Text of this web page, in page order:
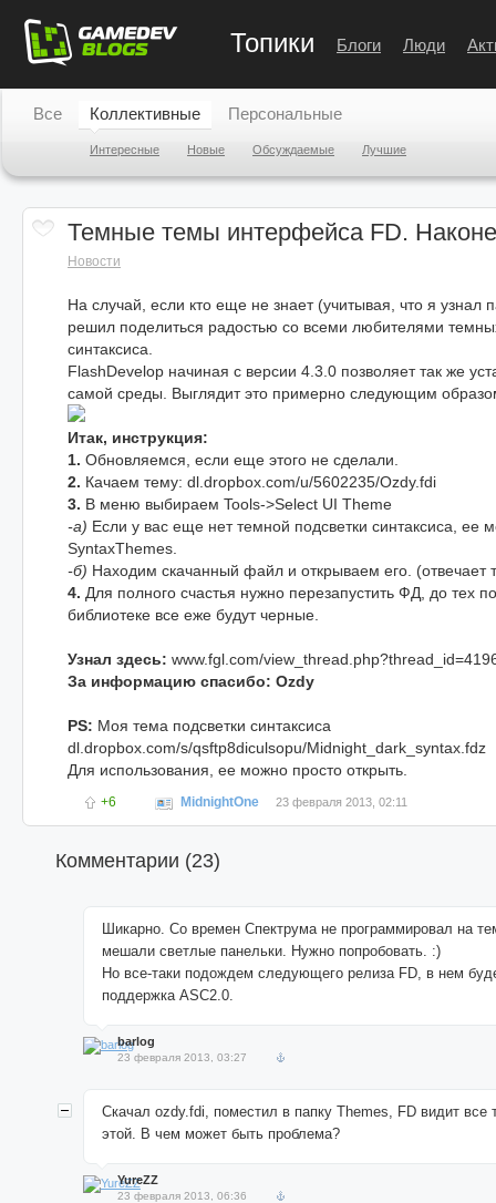
Топики Блоги Люди
Все Коллективные
Интересные Новые Обсуждаемые Лучшие
Персональные
Темные темы интерфейса FD.
Новости
На случай, если кто еще не знает (учитывая, что я узнал
решил поделиться радостью со всеми любителями
синтаксиса.
FlashDevelop начиная с версии 4.3.0 позволяет так же
самой среды. Выглядит это примерно следующим
Итак, инструкция:
1. Обновляемся, если еще этого не сделали.
2. Качаем тему: dl.dropbox.com/u/5602235/Ozdy.fdi
3. В меню выбираем Tools->Select UI Theme
-а) Если у вас еще нет темной подсветки синтаксиса, ее
SyntaxThemes.
-б) Находим скачанный файл и открываем его. (отвечает
4. Для полного счастья нужно перезапустить ФД, до тех
библиотеке все еже будут черные.
Узнал здесь: www.fgl.com/
За информацию спасибо: Ozdy
PS: Моя тема подсветки синтаксиса
dl.dropbox.com/s/qsftp8diculsopu/Midnight_dark_syntax.fdz
Для использования, ее можно просто открыть.
+6 MidnightOne 23 февраля 2013, 02:11
Комментарии (23)
Шикарно. Со времен Спектрума не программировал на
мешали светлые панельки. Нужно попробовать. :)
Но все-таки подождем следующего релиза FD, в нем
поддержка ASC2.0.
barlog
23 февраля 2013, 03:27
Скачал ozdy.fdi, поместил в папку Themes, FD видит все
этой. В чем может быть проблема?
YureZZ
23 февраля 2013, 06:36